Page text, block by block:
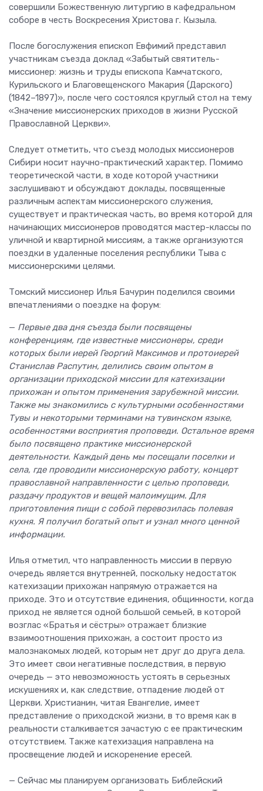
совершили Божественную литургию в кафедральном
соборе в честь Воскресения Христова г. Кызыла.
После богослужения епископ Евфимий представил
участникам съезда доклад «Забытый святитель-
миссионер: жизнь и труды епископа Камчатского,
Курильского и Благовещенского Макария (Дарского)
(1842–1897)», после чего состоялся круглый стол на тему
«Значение миссионерских приходов в жизни Русской
Православной Церкви».
Следует отметить, что съезд молодых миссионеров
Сибири носит научно-практический характер. Помимо
теоретической части, в ходе которой участники
заслушивают и обсуждают доклады, посвященные
различным аспектам миссионерского служения,
существует и практическая часть, во время которой для
начинающих миссионеров проводятся мастер-классы по
уличной и квартирной миссиям, а также организуются
поездки в удаленные поселения республики Тыва с
миссионерскими целями.
Томский миссионер Илья Бачурин поделился своими
впечатлениями о поездке на форум:
— Первые два дня съезда были посвящены
конференциям, где известные миссионеры, среди
которых были иерей Георгий Максимов и протоиерей
Станислав Распутин, делились своим опытом в
организации приходской миссии для катехизации
прихожан и опытом применения зарубежной миссии.
Также мы знакомились с культурными особенностями
Тувы и некоторыми терминами на тувинском языке,
особенностями восприятия проповеди. Остальное время
было посвящено практике миссионерской
деятельности. Каждый день мы посещали поселки и
села, где проводили миссионерскую работу, концерт
православной направленности с целью проповеди,
раздачу продуктов и вещей малоимущим. Для
приготовления пищи с собой перевозилась полевая
кухня. Я получил богатый опыт и узнал много ценной
информации.
Илья отметил, что направленность миссии в первую
очередь является внутренней, поскольку недостаток
катехизации прихожан напрямую отражается на
приходе. Это и отсутствие единения, общинности, когда
приход не является одной большой семьей, в которой
возглас «Братья и сёстры» отражает близкие
взаимоотношения прихожан, а состоит просто из
малознакомых людей, которым нет друг до друга дела.
Это имеет свои негативные последствия, в первую
очередь — это невозможность устоять в серьезных
искушениях и, как следствие, отпадение людей от
Церкви. Христианин, читая Евангелие, имеет
представление о приходской жизни, в то время как в
реальности сталкивается зачастую с ее практическим
отсутствием. Также катехизация направлена на
просвещение людей и искоренение ересей.
— Сейчас мы планируем организовать Библейский